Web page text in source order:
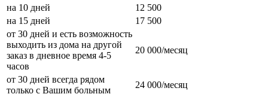
на 10 дней
12 500
на 15 дней
17 500
от 30 дней и есть возможность
выходить из дома на другой
заказ в дневное время 4-5
часов
20 000/месяц
от 30 дней всегда рядом
только с Вашим больным
24 000/месяц